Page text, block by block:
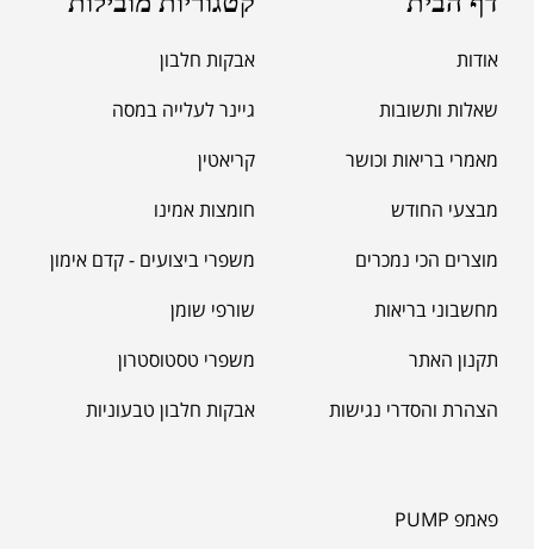
אודות
שאלות ותשובות
מאמרי בריאות וכושר
מבצעי החודש
מוצרים הכי נמכרים
מחשבוני בריאות
תקנון האתר
הצהרת והסדרי נגישות
אבקות חלבון
גיינר לעלייה במסה
קריאטין
חומצות אמינו
משפרי ביצועים - קדם אימון
שורפי שומן
משפרי טסטוסטרון
אבקות חלבון טבעוניות
פאמפ PUMP